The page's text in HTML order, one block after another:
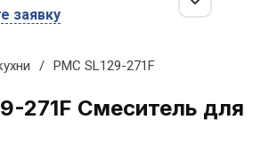
заявку
/ РМС SL129-271F
271F Смеситель для